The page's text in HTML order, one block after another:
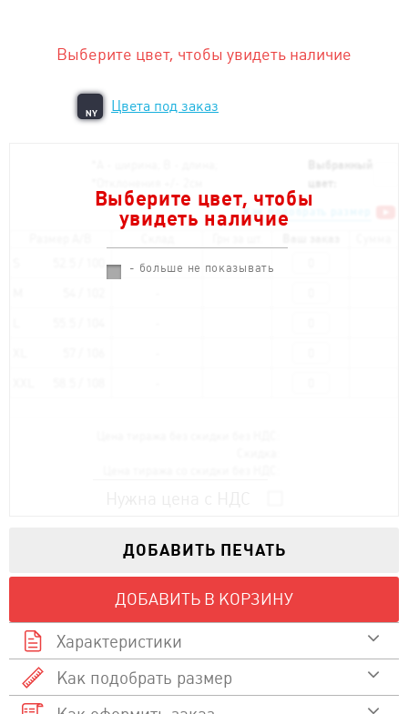
Выберите цвет, чтобы увидеть наличие
NY Цвета под заказ
Выберите цвет, чтобы
увидеть наличие
- больше не показывать
Выбранный
цвет:
Как подобрать размер
ДОБАВИТЬ ПЕЧАТЬ
ДОБАВИТЬ В КОРЗИНУ
Характеристики
65% полиэстер, 35%
Как подобрать размер